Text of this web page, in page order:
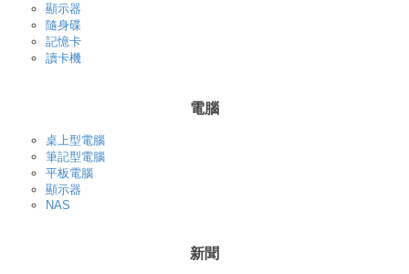
顯示器
隨身碟
記憶卡
讀卡機
電腦
桌上型電腦
筆記型電腦
平板電腦
顯示器
NAS
新聞